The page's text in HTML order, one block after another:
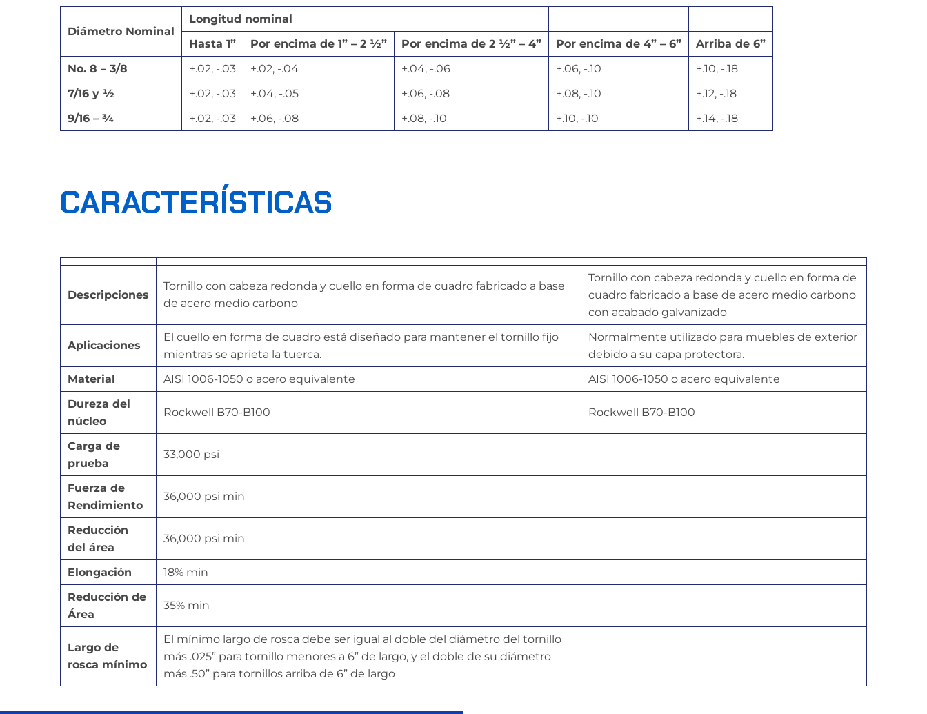
Diámetro Nominal
Longitud nominal
Hasta 1”
Por encima de 1” – 2 ½” Por encima de 2 ½” – 4” Por encima de 4” – 6”
Arriba de 6”
No. 8 – 3/8
+.02, -.03 +.02, -.04 +.04, -.06 +.06, -.10
+.10, -.18
7/16 y ½
+.02, -.03 +.04, -.05 +.06, -.08 +.08, -.10
+.12, -.18
9/16 – ¾
+.02, -.03 +.06, -.08 +.08, -.10 +.10, -.10 +.14, -.18
CARACTERÍSTICAS
Descripciones
Tornillo con cabeza redonda y cuello en forma de cuadro fabricado a base
de acero medio carbono
Tornillo con cabeza redonda y cuello en forma de
cuadro fabricado a base de acero medio carbono
con acabado galvanizado
Aplicaciones
El cuello en forma de cuadro está diseñado para mantener el tornillo fijo
mientras se aprieta la tuerca.
Normalmente utilizado para muebles de exterior
debido a su capa protectora.
Material
AISI 1006-1050 o acero equivalente
AISI 1006-1050 o acero equivalente
Dureza del
núcleo
Rockwell B70-B100 Rockwell B70-B100
Carga de
prueba
33,000 psi
Fuerza de
Rendimiento
36,000 psi min
Reducción
del área
36,000 psi min
Elongación
18% min
Reducción de
Área
35% min
Largo de
rosca mínimo
El mínimo largo de rosca debe ser igual al doble del diámetro del tornillo
más .025” para tornillo menores a 6” de largo, y el doble de su diámetro
más .50” para tornillos arriba de 6” de largo